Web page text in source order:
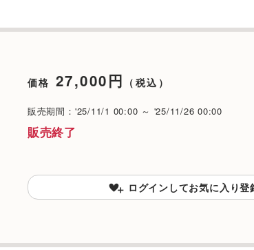
価格 27,000円 （税込）
販売期間：'25/11/1 00:00 ～ '25/11/26 00:00
販売終了
ログインしてお気に入り登